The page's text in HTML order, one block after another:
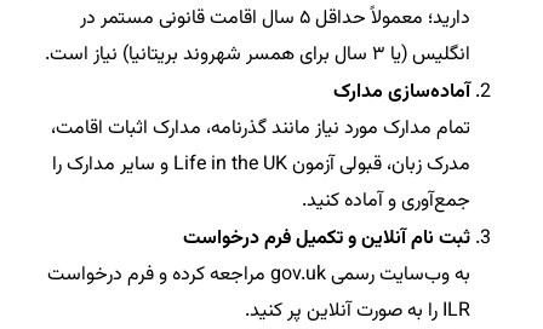
دارید؛ معمولاً حداقل ۵ سال اقامت قانونی مستمر در
انگلیس (یا ۳ سال برای همسر شهروند بریتانیا) نیاز است.
آماده‌سازی مدارک
تمام مدارک مورد نیاز مانند گذرنامه، مدارک اثبات اقامت،
مدرک زبان، قبولی آزمون Life in the UK و سایر مدارک را
جمع‌آوری و آماده کنید.
ثبت نام آنلاین و تکمیل فرم درخواست
به وب‌سایت رسمی gov.uk مراجعه کرده و فرم درخواست
ILR را به صورت آنلاین پر کنید.